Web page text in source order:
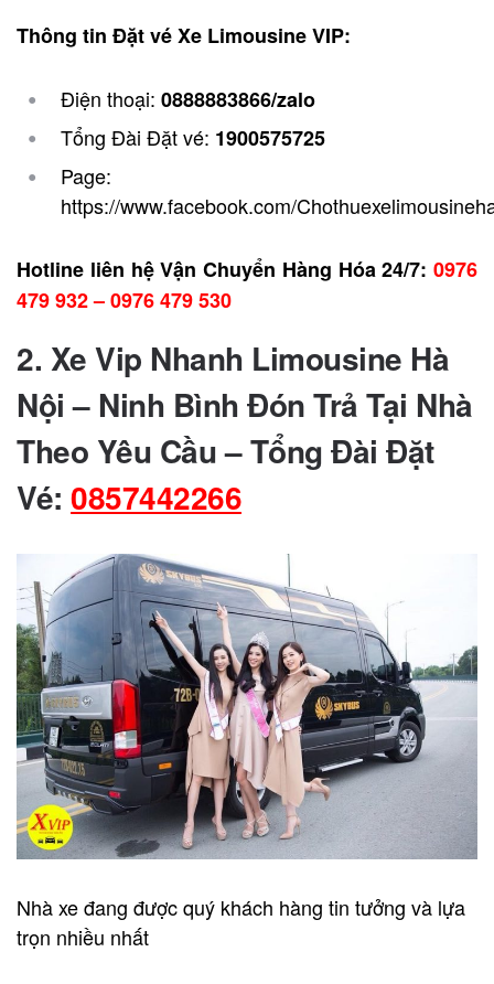
Thông tin Đặt vé Xe Limousine VIP:
Điện thoại: 0888883866/zalo
Tổng Đài Đặt vé: 1900575725
Page:
https://www.facebook.com/
Hotline liên hệ Vận Chuyển Hàng Hóa 24/7: 0976
479 932 – 0976 479 530
2. Xe Vip Nhanh Limousine Hà
Nội – Ninh Bình Đón Trả Tại Nhà
Theo Yêu Cầu – Tổng Đài Đặt
Vé: 0857442266
Nhà xe đang được quý khách hàng tin tưởng và lựa
trọn nhiều nhất